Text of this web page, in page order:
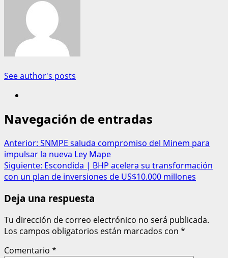
See author's posts
Navegación de entradas
Anterior: SNMPE saluda compromiso del Minem para
impulsar la nueva Ley Mape
Siguiente: Escondida | BHP acelera su transformación
con un plan de inversiones de US$10.000 millones
Deja una respuesta
Tu dirección de correo electrónico no será publicada.
Los campos obligatorios están marcados con *
Comentario *